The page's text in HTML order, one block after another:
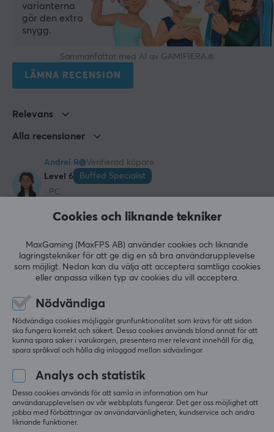
Bredd
62 mm
115.6 mm
Höjd
52 g
varianterna
gör den extra
snygg.
Sammanfattat med AI av GAMIFIERA.®
LÄMNA RECENSION
Relevans
Alla recensioner
Andrei R
Verifierad köpare
Level 6
Buffed Specialist
PC
det. Känns och ser bra ut. Kanske hade det varit
trevligt med symmetriska sidoknappar, så att det
verkligen är symmetriskt, det är ungefär det.
Pulsar X2-H High Hump Wireless Gamingmus - Mini - Svart
1 like
Level 11
Rare Commander
PC
Härlig form!
Jag gick från Logitech G Pro x Superlight till denna
Cookies och liknande tekniker
MaxGaming (MaxFPS AB) använder cookies och liknande
lagringstekniker för att ge dig en så bra användarupplevelse
som möjligt. Nedan kan du välja att acceptera samtliga cookies
eller anpassa vilken typ av cookies du vill acceptera.
Nödvändiga
Nödvändiga cookies möjliggör grunfunktionalitet som krävs för att sidan
ska fungera korrekt och säkert. Dessa cookies används bland annat för att
kunna spara saker i varukorgen, presentera mer relevant innehåll för dig,
spara språkval och hålla dig inloggad mellan sidväxlingar.
Analys och statistik
Dessa cookies används för att samla in information om hur
användarupplevelsen av vår webbplats fungerar. Det ger oss möjlighet att
jobba med förbättringar av användarvänligheten, kundservice och andra
liknande funktioner.